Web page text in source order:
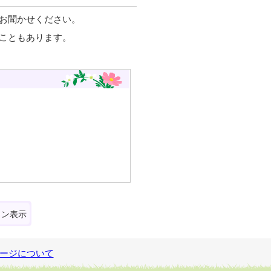
聞かせください。
ともあります。
表示
ジについて